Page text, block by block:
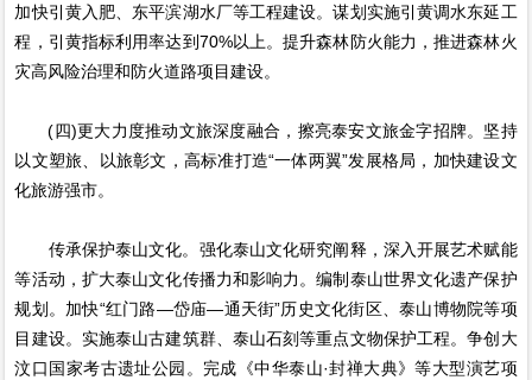
加快引黄入肥、东平滨湖水厂等工程建设。谋划实施引黄调水东延工
程，引黄指标利用率达到70%以上。提升森林防火能力，推进森林火
灾高风险治理和防火道路项目建设。
(四)更大力度推动文旅深度融合，擦亮泰安文旅金字招牌。坚持
以文塑旅、以旅彰文，高标准打造“一体两翼”发展格局，加快建设文
化旅游强市。
传承保护泰山文化。强化泰山文化研究阐释，深入开展艺术赋能
等活动，扩大泰山文化传播力和影响力。编制泰山世界文化遗产保护
规划。加快“红门路—岱庙—通天街”历史文化街区、泰山博物院等项
目建设。实施泰山古建筑群、泰山石刻等重点文物保护工程。争创大
汶口国家考古遗址公园。完成《中华泰山·封禅大典》等大型演艺项